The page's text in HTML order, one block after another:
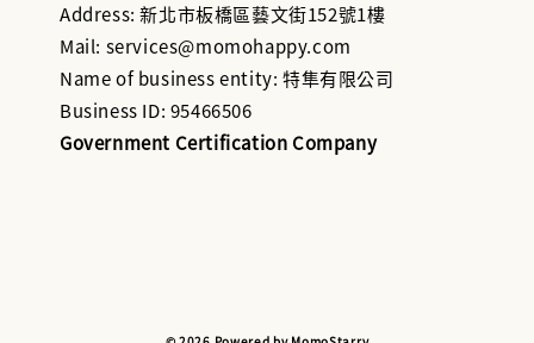
Address: 新北市板橋區藝文街152號1樓
Mail: services@momohappy.com
Name of business entity: 特隼有限公司
Business ID: 95466506
Government Certification Company